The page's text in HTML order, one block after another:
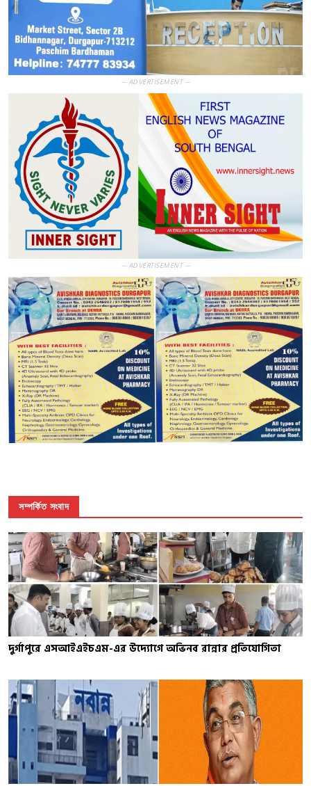
— ADVERTISEMENT —
— ADVERTISEMENT —
সম্পর্কিত সংবাদ
দুর্গাপুরে এসআইএইচএম-এর উদ্যোগে অভিনব রান্নার প্রতিযোগিতা